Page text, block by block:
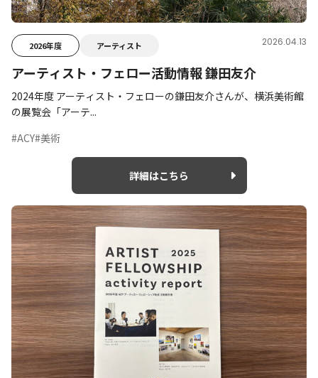
2026年度 アーティスト 2026.04.13
アーティスト・フェロー活動情報 鎌田友介
2024年度 アーティスト・フェローの鎌田友介さんが、横浜美術館
の展覧会「アーテ...
#ACY#美術
詳細はこちら